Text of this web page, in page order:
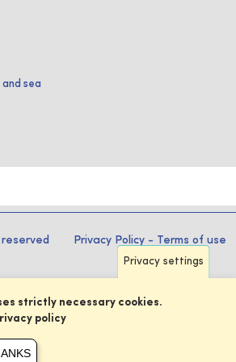
sea
Privacy Policy - Terms of use
Privacy settings
strictly necessary cookies.
policy